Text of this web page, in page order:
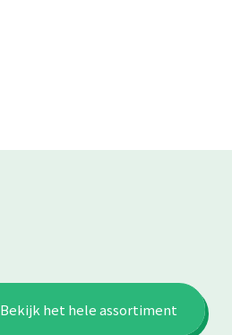
Bekijk het hele assortiment